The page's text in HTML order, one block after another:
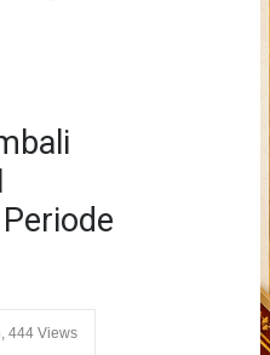
444 Views